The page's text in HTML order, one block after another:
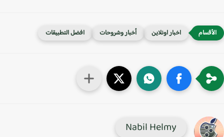
اخبار اونلاين أخبار وشروحات افضل التطبيقات
Nabil Helmy